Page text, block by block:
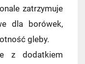
zatrzymuje
dla borówek,
gleby.
z dodatkiem